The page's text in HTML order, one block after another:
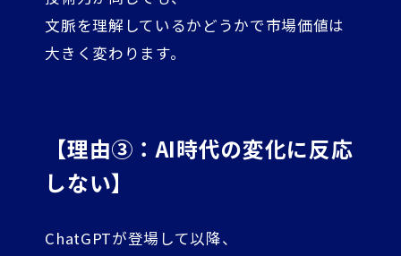
文脈を理解しているかどうかで市場価値は
大きく変わります。
【理由③：AI時代の変化に反応
しない】
ChatGPTが登場して以降、